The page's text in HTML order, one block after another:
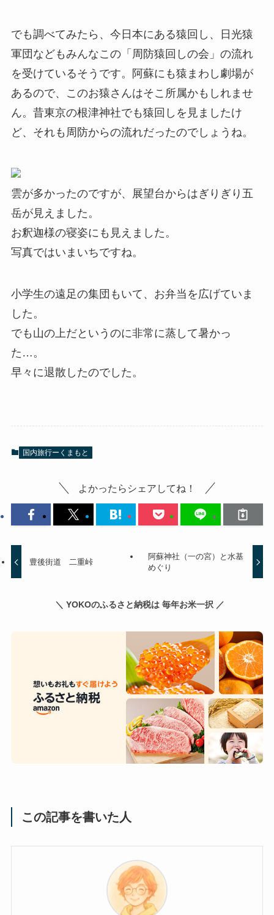
でも調べてみたら、今日本にある猿回し、日光猿
軍団などもみんなこの「周防猿回しの会」の流れ
を受けているそうです。阿蘇にも猿まわし劇場が
あるので、このお猿さんはそこ所属かもしれませ
ん。昔東京の根津神社でも猿回しを見ましたけ
ど、それも周防からの流れだったのでしょうね。
雲が多かったのですが、展望台からはぎりぎり五
岳が見えました。
お釈迦様の寝姿にも見えました。
写真ではいまいちですね。
小学生の遠足の集団もいて、お弁当を広げていま
した。
でも山の上だというのに非常に蒸して暑かっ
た…。
早々に退散したのでした。
国内旅行ーくまもと
よかったらシェアしてね！
豊後街道 二重峠
阿蘇神社（一の宮）と水基
めぐり
＼ YOKOのふるさと納税は 毎年お米一択 ／
この記事を書いた人